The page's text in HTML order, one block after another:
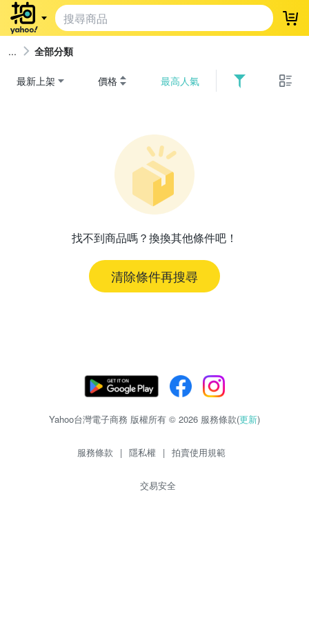
登
全部分類
最新上架 價格 最高人氣
找不到商品嗎？換換其他條件吧！
清除條件再搜尋
Yahoo台灣電子商務 版權所有 © 2026 服務條款(更新)
服務條款 | 隱私權 | 拍賣使用規範
交易安全